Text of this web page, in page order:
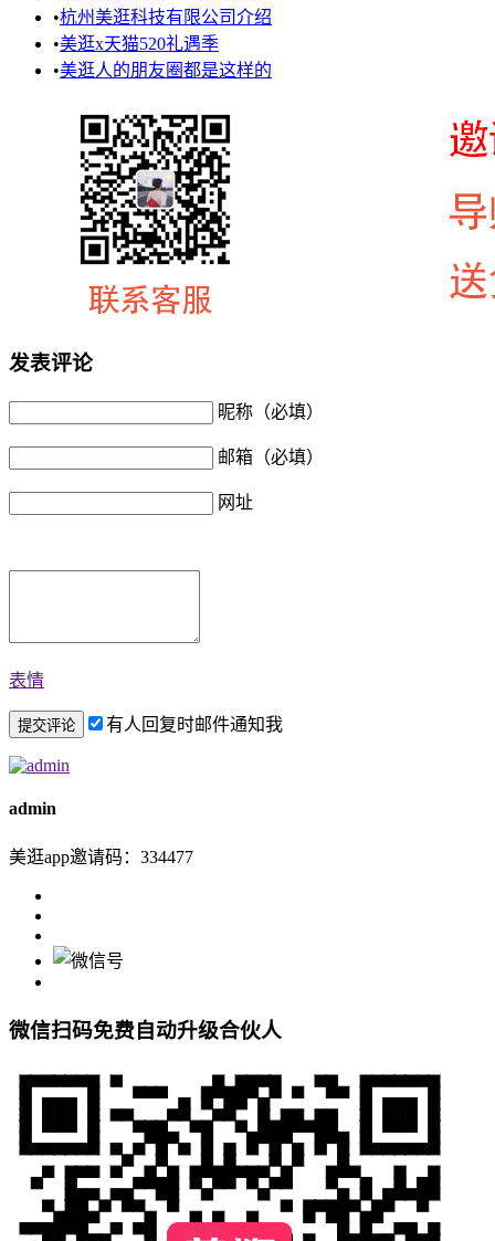
•杭州美逛科技有限公司介绍
•美逛x天猫520礼遇季
•美逛人的朋友圈都是这样的
发表评论
昵称（必填）
邮箱（必填）
网址
表情
有人回复时邮件通知我
admin
美逛app邀请码：334477
微信扫码免费自动升级合伙人